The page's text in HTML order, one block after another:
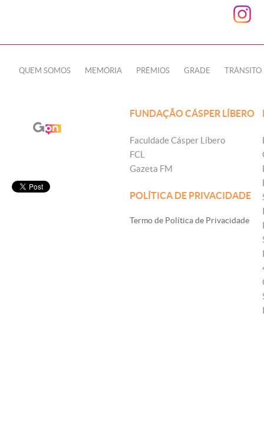
QUEM SOMOS MEMÓRIA PRÊMIOS GRADE TRÂNSITO
FUNDAÇÃO CÁSPER LÍBERO
Faculdade Cásper Líbero
FCL
Gazeta FM
POLÍTICA DE PRIVACIDADE
Termo de Política de Privacidade